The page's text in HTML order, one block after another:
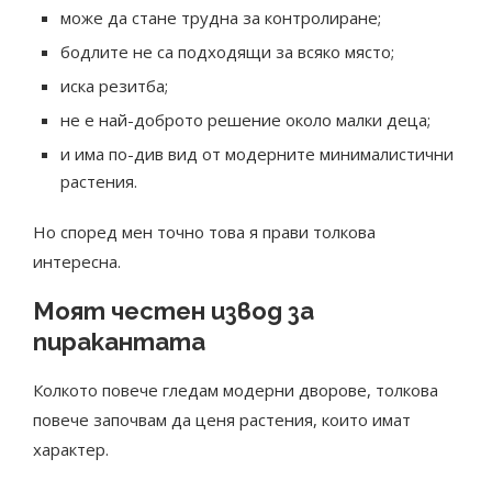
може да стане трудна за контролиране;
бодлите не са подходящи за всяко място;
иска резитба;
не е най-доброто решение около малки деца;
и има по-див вид от модерните минималистични
растения.
Но според мен точно това я прави толкова
интересна.
Моят честен извод за
пиракантата
Колкото повече гледам модерни дворове, толкова
повече започвам да ценя растения, които имат
характер.